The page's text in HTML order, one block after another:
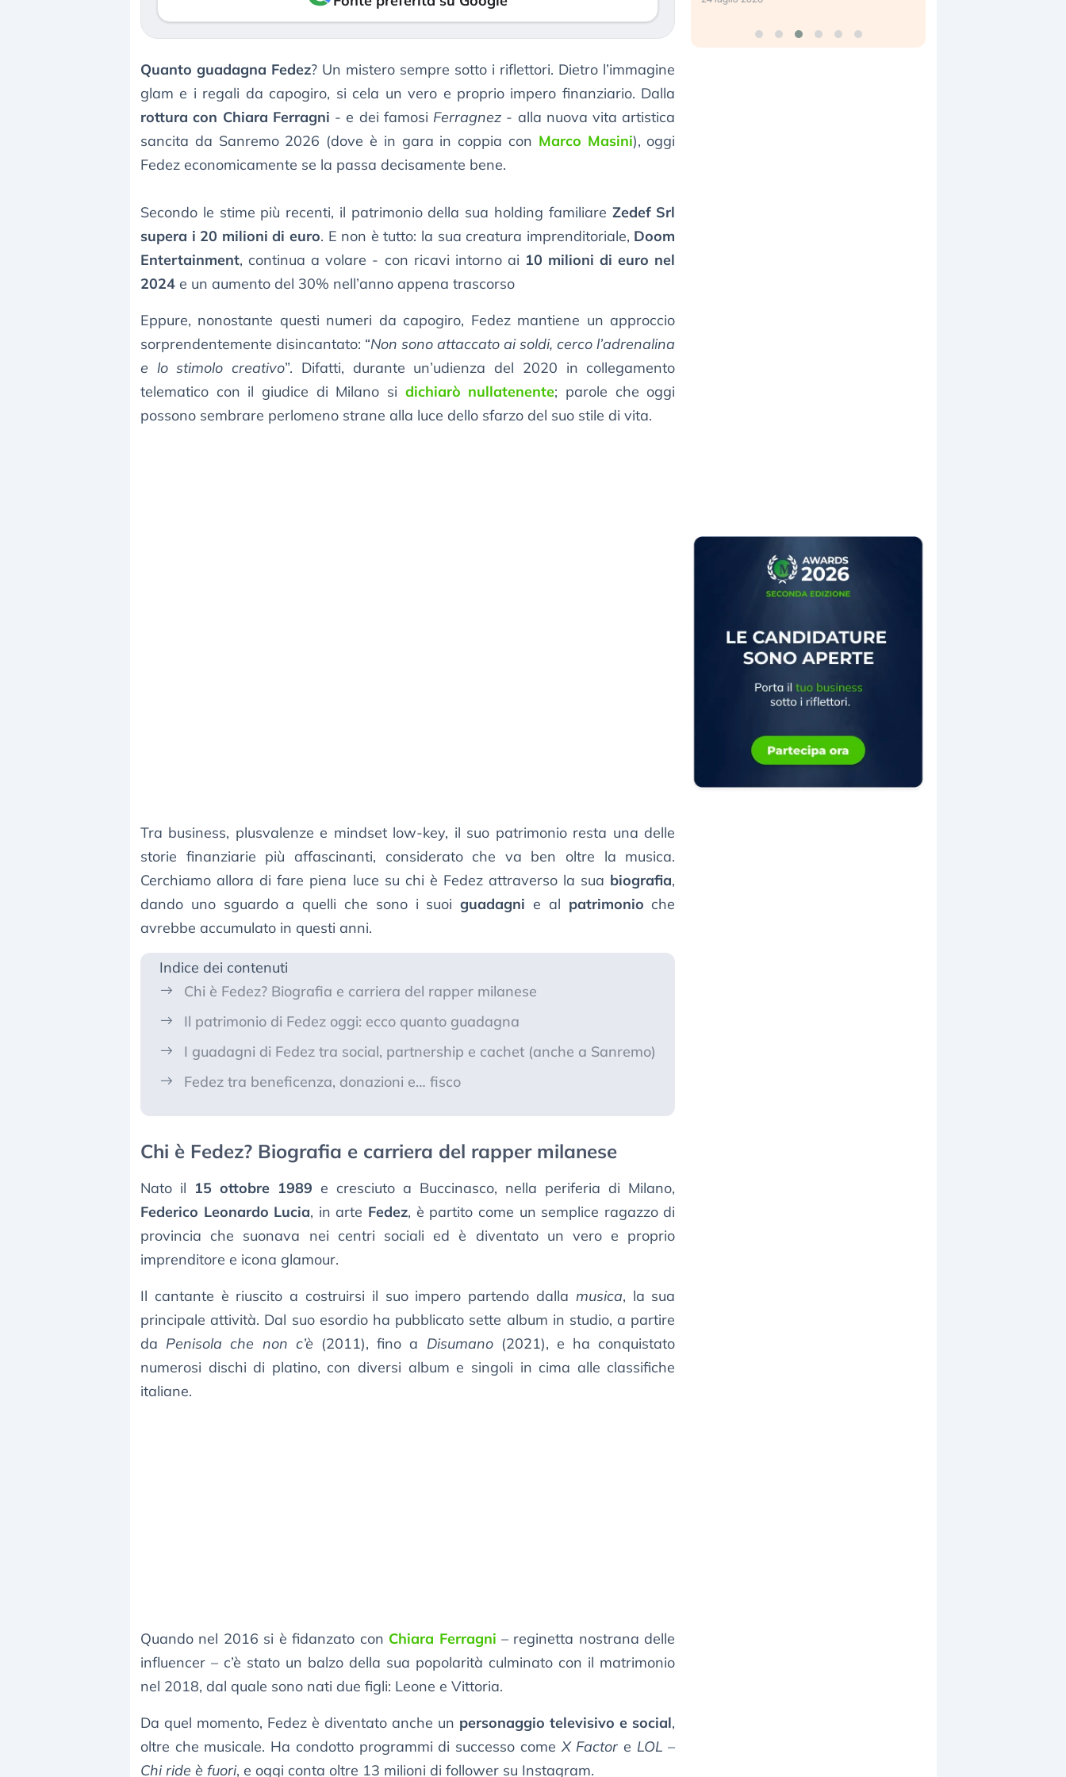
Quanto guadagna Fedez? Un mistero sempre sotto i riflettori. Dietro l’immagine
glam e i regali da capogiro, si cela un vero e proprio impero finanziario. Dalla
rottura con Chiara Ferragni - e dei famosi Ferragnez - alla nuova vita artistica
sancita da Sanremo 2026 (dove è in gara in coppia con Marco Masini), oggi
Fedez economicamente se la passa decisamente bene.
Secondo le stime più recenti, il patrimonio della sua holding familiare Zedef Srl
supera i 20 milioni di euro. E non è tutto: la sua creatura imprenditoriale, Doom
Entertainment, continua a volare - con ricavi intorno ai 10 milioni di euro nel
2024 e un aumento del 30% nell’anno appena trascorso
Eppure, nonostante questi numeri da capogiro, Fedez mantiene un approccio
sorprendentemente disincantato: “Non sono attaccato ai soldi, cerco l’adrenalina
e lo stimolo creativo”. Difatti, durante un’udienza del 2020 in collegamento
telematico con il giudice di Milano si dichiarò nullatenente; parole che oggi
possono sembrare perlomeno strane alla luce dello sfarzo del suo stile di vita.
Tra business, plusvalenze e mindset low-key, il suo patrimonio resta una delle
storie finanziarie più affascinanti, considerato che va ben oltre la musica.
Cerchiamo allora di fare piena luce su chi è Fedez attraverso la sua biografia,
dando uno sguardo a quelli che sono i suoiguadagni e al patrimonio che
avrebbe accumulato in questi anni.
Indice dei contenuti
Chi è Fedez? Biografia e carriera del rapper milanese
Il patrimonio di Fedez oggi: ecco quanto guadagna
I guadagni di Fedez tra social, partnership e cachet (anche a Sanremo)
Fedez tra beneficenza, donazioni e… fisco
Chi è Fedez? Biografia e carriera del rapper milanese
Nato il 15 ottobre 1989 e cresciuto a Buccinasco, nella periferia di Milano,
Federico Leonardo Lucia, in arte Fedez, è partito come un semplice ragazzo di
provincia che suonava nei centri sociali ed è diventato un vero e proprio
imprenditore e icona glamour.
Il cantante è riuscito a costruirsi il suo impero partendo dalla musica, la sua
principale attività. Dal suo esordio ha pubblicato sette album in studio, a partire
da Penisola che non c’è (2011), fino a Disumano(2021), e ha conquistato
numerosi dischi di platino, con diversi album e singoli in cima alle classifiche
italiane.
Quando nel 2016 si è fidanzato con Chiara Ferragni – reginetta nostrana delle
influencer – c’è stato un balzo della sua popolarità culminato con il matrimonio
nel 2018, dal quale sono nati due figli: Leone e Vittoria.
Da quel momento, Fedez è diventato anche un personaggio televisivo e social,
oltre che musicale. Ha condotto programmi di successo comeX Factor e LOL –
Chi ride è fuori, e oggi conta oltre 13 milioni di follower su Instagram.